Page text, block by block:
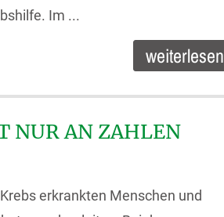
Im ...
weiterlesen
NUR AN ZAHLEN
erkrankten Menschen und